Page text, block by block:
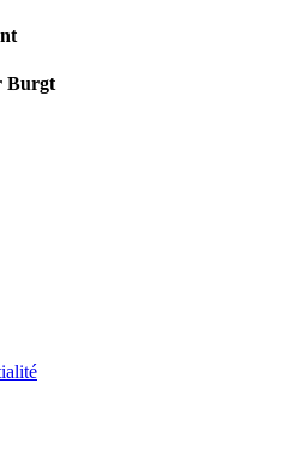
Burgt